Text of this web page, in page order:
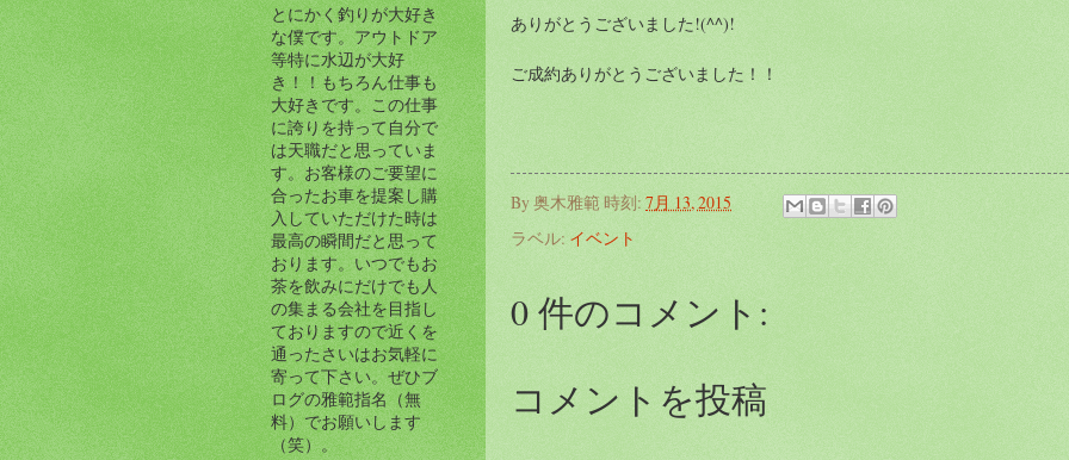
ありがとうございました!(^^)!
ご成約ありがとうございました！！
By奥木雅範 時刻: 7月 13, 2015
ラベル: イベント
0 件のコメント:
コメントを投稿
とにかく釣りが大好き
な僕です。アウトドア
等特に水辺が大好
き！！もちろん仕事も
大好きです。この仕事
に誇りを持って自分で
は天職だと思っていま
す。お客様のご要望に
合ったお車を提案し購
入していただけた時は
最高の瞬間だと思って
おります。いつでもお
茶を飲みにだけでも人
の集まる会社を目指し
ておりますので近くを
通ったさいはお気軽に
寄って下さい。ぜひブ
ログの雅範指名（無
料）でお願いします
（笑）。